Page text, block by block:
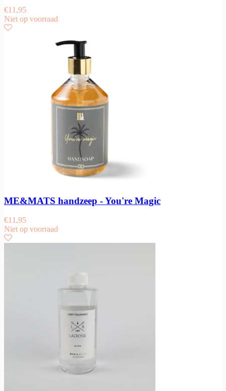
€11,95
Niet op voorraad
ME&MATS handzeep - You're Magic
€11,95
Niet op voorraad